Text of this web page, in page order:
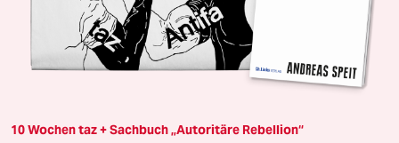
10 Wochen taz + Sachbuch „Autoritäre Rebellion“